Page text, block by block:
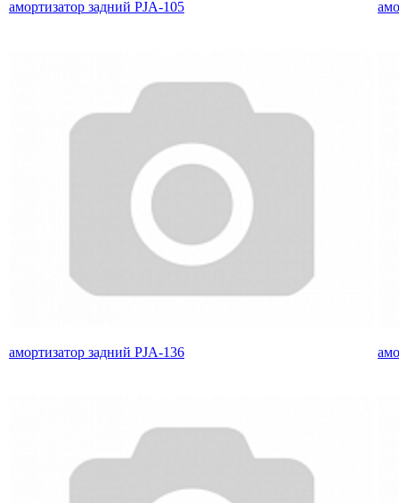
амортизатор задний PJA-105
амортизатор задний PJA-136